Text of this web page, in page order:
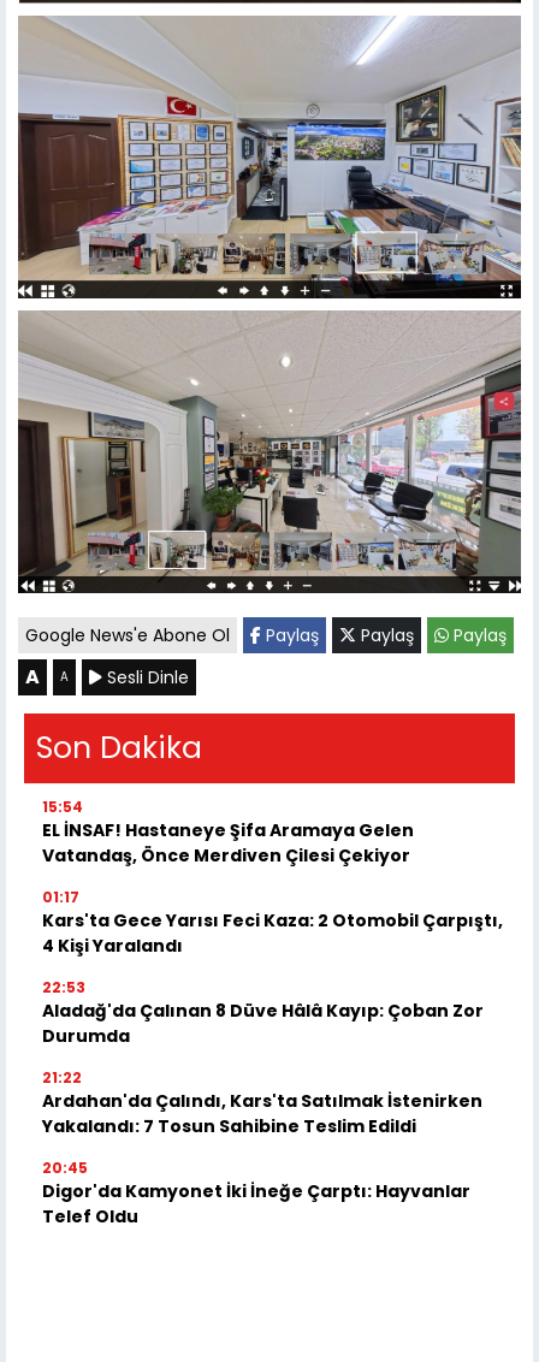
Google News'e Abone Ol Paylaş Paylaş Paylaş
A A Sesli Dinle
Son Dakika
15:54
EL İNSAF! Hastaneye Şifa Aramaya Gelen
Vatandaş, Önce Merdiven Çilesi Çekiyor
01:17
Kars'ta Gece Yarısı Feci Kaza: 2 Otomobil Çarpıştı,
4 Kişi Yaralandı
22:53
Aladağ'da Çalınan 8 Düve Hâlâ Kayıp: Çoban Zor
Durumda
21:22
Ardahan'da Çalındı, Kars'ta Satılmak İstenirken
Yakalandı: 7 Tosun Sahibine Teslim Edildi
20:45
Digor'da Kamyonet İki İneğe Çarptı: Hayvanlar
Telef Oldu